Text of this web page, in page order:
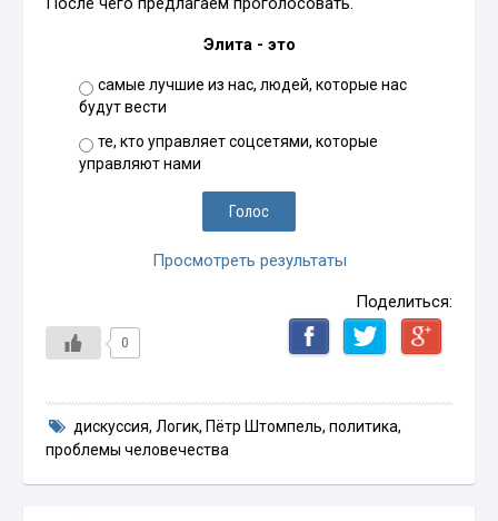
Элита - это
самые лучшие из нас, людей, которые нас
будут вести
те, кто управляет соцсетями, которые
управляют нами
Просмотреть результаты
Поделиться:
0
дискуссия, Логик, Пётр Штомпель, политика,
проблемы человечества